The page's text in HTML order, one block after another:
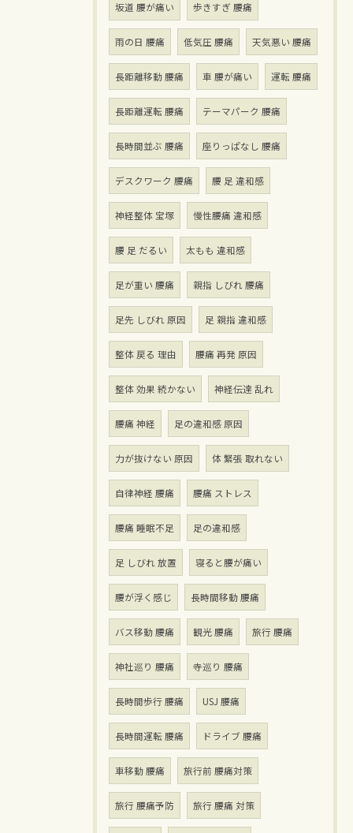
坂道 腰が痛い 歩きすぎ 腰痛
雨の日 腰痛 低気圧 腰痛 天気悪い 腰痛
長距離移動 腰痛 車 腰が痛い 運転 腰痛
長距離運転 腰痛 テーマパーク 腰痛
長時間並ぶ 腰痛 座りっぱなし 腰痛
デスクワーク 腰痛 腰 足 違和感
神経整体 宝塚 慢性腰痛 違和感
腰 足 だるい 太もも 違和感
足が重い 腰痛 親指 しびれ 腰痛
足先 しびれ 原因 足 親指 違和感
整体 戻る 理由 腰痛 再発 原因
整体 効果 続かない 神経伝達 乱れ
腰痛 神経 足の違和感 原因
力が抜けない 原因 体 緊張 取れない
自律神経 腰痛 腰痛 ストレス
腰痛 睡眠不足 足の違和感
足 しびれ 放置 寝ると腰が痛い
腰が浮く感じ 長時間移動 腰痛
バス移動 腰痛 観光 腰痛 旅行 腰痛
神社巡り 腰痛 寺巡り 腰痛
長時間歩行 腰痛 USJ 腰痛
長時間運転 腰痛 ドライブ 腰痛
車移動 腰痛 旅行前 腰痛対策
旅行 腰痛予防 旅行 腰痛 対策